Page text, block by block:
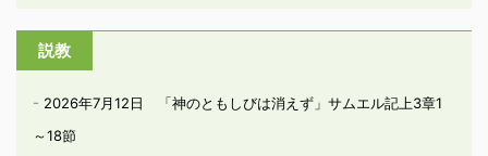
説教
2026年7月12日 「神のともしびは消えず」サムエル記上3章1
～18節